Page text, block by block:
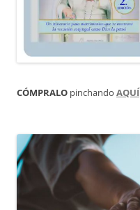
CÓMPRALO pinchando AQUÍ